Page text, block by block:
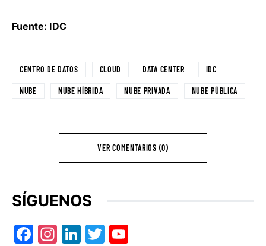
Fuente: IDC
CENTRO DE DATOS CLOUD DATA CENTER IDC
NUBE NUBE HÍBRIDA NUBE PRIVADA NUBE PÚBLICA
VER COMENTARIOS (0)
SÍGUENOS
Facebook
Instagram
LinkedIn
Twitter